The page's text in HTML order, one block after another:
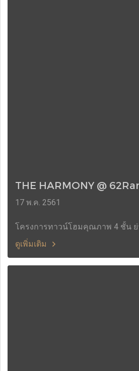
THE HARMONY @
17 พ.ค. 2561
โครงการทาวน์โฮมคุณภาพ 4 ชั้น
ดูเพิ่มเติม